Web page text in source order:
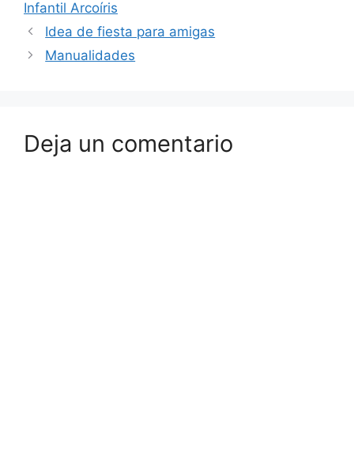
Infantil Arcoíris
Idea de fiesta para amigas
Manualidades
Deja un comentario